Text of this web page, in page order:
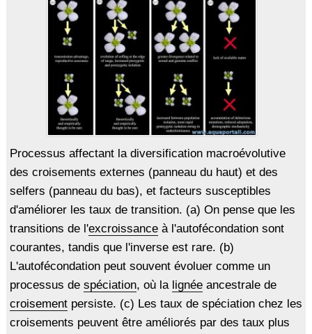
Processus affectant la diversification macroévolutive
des croisements externes (panneau du haut) et des
selfers (panneau du bas), et facteurs susceptibles
d'améliorer les taux de transition. (a) On pense que les
transitions de l'excroissanceà l'autofécondation sont
courantes, tandis que l'inverse est rare. (b)
L'autofécondation peut souvent évoluer comme un
processus de spéciation, où la lignéeancestrale de
croisementpersiste. (c) Les taux de spéciation chez les
croisements peuvent être améliorés par des taux plus